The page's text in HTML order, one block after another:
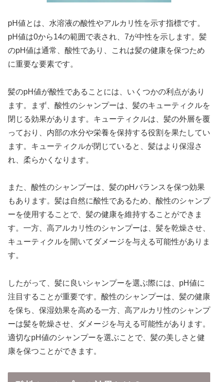
pH値とは、水溶液の酸性やアルカリ性を示す指標です。
pH値は0から14の範囲で表され、7が中性を示します。髪
のpH値は通常、酸性であり、これは髪の健康を保つため
に重要な要素です。
髪のpH値が酸性であることには、いくつかの利点があり
ます。まず、酸性のシャンプーは、髪のキューティクルを
閉じる効果があります。キューティクルは、髪の外層を覆
っており、内部の水分や栄養を保持する役割を果たしてい
ます。キューティクルが閉じていると、髪はより保湿さ
れ、柔らかくなります。
また、酸性のシャンプーは、髪のpHバランスを保つ効果
もあります。髪は自然に酸性であるため、酸性のシャンプ
ーを使用することで、髪の健康を維持することができま
す。一方、高アルカリ性のシャンプーは、髪を乾燥させ、
キューティクルを開いてダメージを与える可能性がありま
す。
したがって、髪に良いシャンプーを選ぶ際には、pH値に
注目することが重要です。酸性のシャンプーは、髪の健康
を保ち、保湿効果を高める一方、高アルカリ性のシャンプ
ーは髪を乾燥させ、ダメージを与える可能性があります。
適切なpH値のシャンプーを選ぶことで、髪の美しさと健
康を保つことができます。